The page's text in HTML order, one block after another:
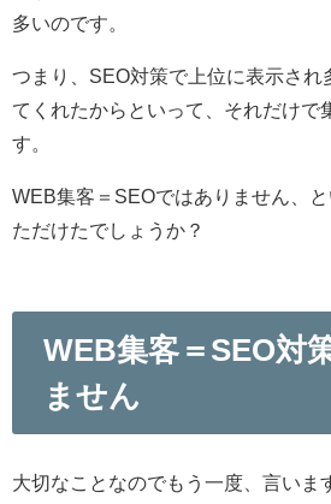
多いのです。
つまり、SEO対策で上位に表示され
てくれたからといって、それだけで
す。
WEB集客＝SEOではありません、
ただけたでしょうか？
WEB集客＝SEO対
ません
大切なことなのでもう一度、言いま